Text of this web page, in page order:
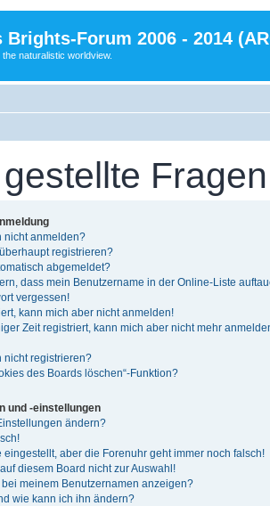
Brights-Forum 2006 - 2014
naturalistic worldview.
Fragen
nicht anmelden?
registrieren?
abgemeldet?
dass mein Benutzername in der Online-Liste
vergessen!
kann mich aber nicht anmelden!
Zeit registriert, kann mich aber nicht mehr
nicht registrieren?
des Boards löschen“-Funktion?
und -einstellungen
ändern?
eingestellt, aber die Forenuhr geht immer noch falsch!
diesem Board nicht zur Auswahl!
meinem Benutzernamen anzeigen?
wie kann ich ihn ändern?